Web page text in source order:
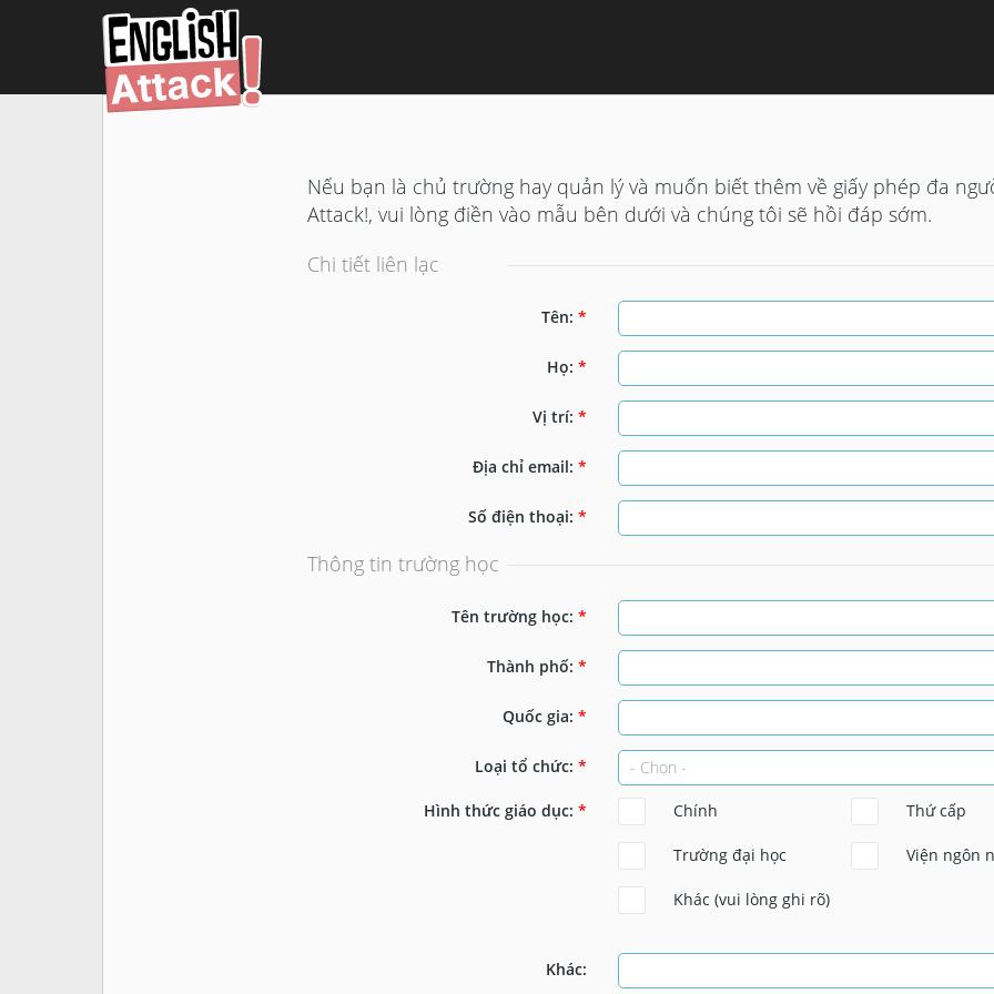
Nếu bạn là chủ trường hay quản lý và muốn biết thêm về giấy phép đa
Attack!, vui lòng điền vào mẫu bên dưới và chúng tôi sẽ hồi đáp sớm.
Chi tiết liên lạc
Tên: *
Họ: *
Vị trí: *
Địa chỉ email: *
Số điện thoại: *
Thông tin trường học
Tên trường học: *
Thành phố: *
Quốc gia: *
Loại tổ chức: *
Hình thức giáo dục: * Chính Thứ cấp
Trường đại học Viện ngôn
Khác (vui lòng ghi rõ)
Khác: